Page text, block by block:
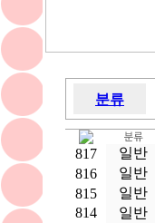
분류
817 일반
816
일반
815
일반
814
일반